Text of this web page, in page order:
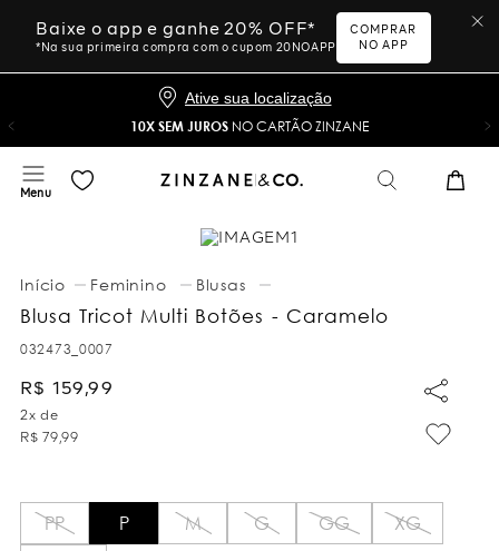
Baixe o app e ganhe 20% OFF*
*Na sua primeira compra com o cupom 20NOAPP
COMPRAR
NO APP
Ative sua localização
10X SEM JUROS NO CARTÃO ZINZANE
Feminino Blusas
Blusa Tricot Multi Botões - Caramelo
032473_0007
R$ 159,99
2x de
R$ 79,99
PP P M G GG
XG